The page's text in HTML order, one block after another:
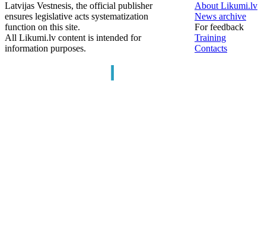
Latvijas Vestnesis, the official publisher
ensures legislative acts systematization
function on this site.
All Likumi.lv content is intended for
information purposes.
About Likumi.lv
News archive
For feedback
Training
Contacts